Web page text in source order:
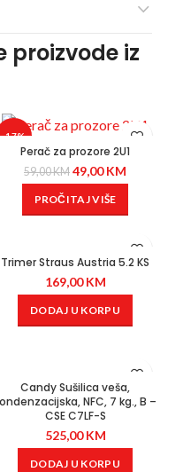
proizvode iz
-17%
Perač za prozore 2U1
59,00KM 49,00KM
PROČITAJ VIŠE
Trimer Straus Austria 5.2 KS
169,00KM
DODAJ U KORPU
Candy Sušilica veša,
NFC, 7 kg., B –
CSE C7LF-S
525,00KM
DODAJ U KORPU